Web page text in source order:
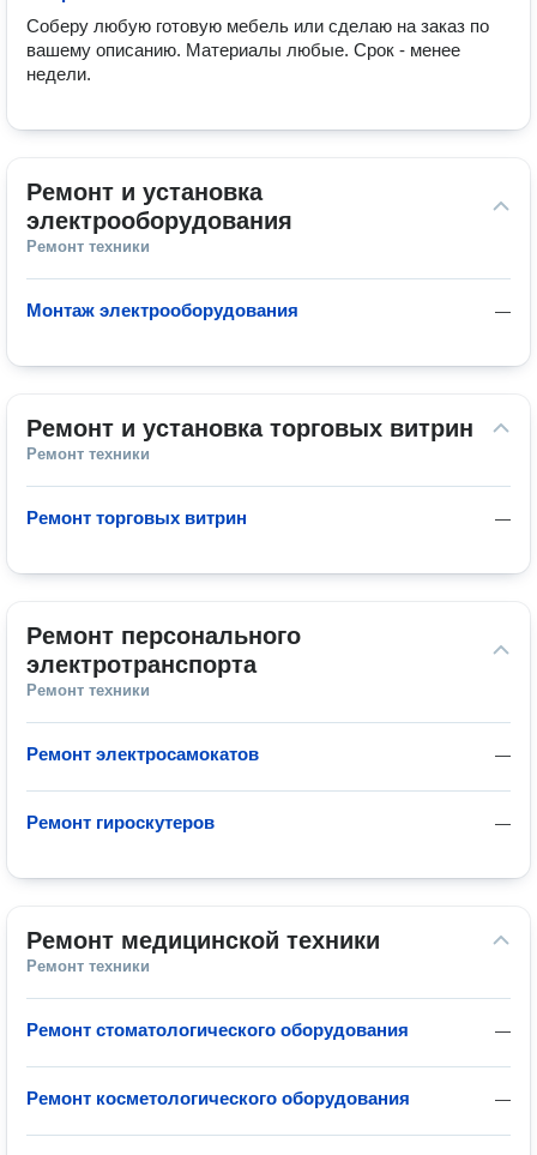
Соберу любую готовую мебель или сделаю на заказ по
вашему описанию. Материалы любые. Срок - менее
недели.
Ремонт и установка
электрооборудования
Ремонт техники
—
Монтаж электрооборудования
Ремонт и установка торговых витрин
Ремонт техники
—
Ремонт торговых витрин
Ремонт персонального
электротранспорта
Ремонт техники
—
Ремонт электросамокатов
—
Ремонт гироскутеров
Ремонт медицинской техники
Ремонт техники
—
Ремонт стоматологического оборудования
—
Ремонт косметологического оборудования